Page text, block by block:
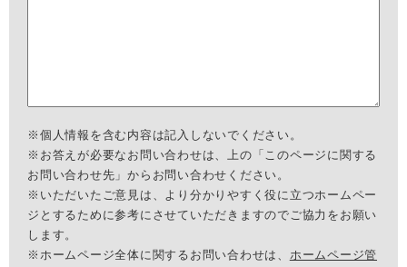
※個人情報を含む内容は記入しないでください。
※お答えが必要なお問い合わせは、上の「このページに関する
お問い合わせ先」からお問い合わせください。
※いただいたご意見は、より分かりやすく役に立つホームペー
ジとするために参考にさせていただきますのでご協力をお願い
します。
※ホームページ全体に関するお問い合わせは、 ホームページ管